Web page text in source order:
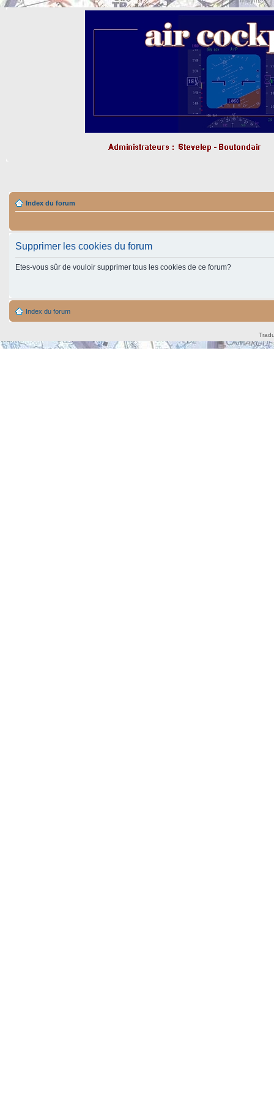
Index du forum
Supprimer les cookies du forum
Etes-vous sûr de vouloir supprimer tous les cookies de ce forum?
Index du forum